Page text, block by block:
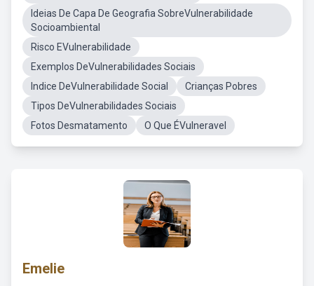
Ideias De Capa De Geografia SobreVulnerabilidade
Socioambiental
Risco EVulnerabilidade
Exemplos DeVulnerabilidades Sociais
Indice DeVulnerabilidade Social
Crianças Pobres
Tipos DeVulnerabilidades Sociais
Fotos Desmatamento
O Que ÉVulneravel
Emelie